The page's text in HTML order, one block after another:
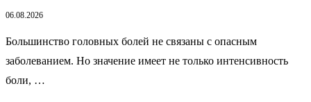
06.08.2026
Большинство головных болей не связаны с опасным
заболеванием. Но значение имеет не только интенсивность
боли, …